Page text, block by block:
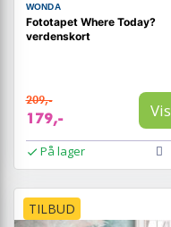
WONDA
Fototapet Where Today?
verdenskort
209,-
179,- Vis
På lager
TILBUD